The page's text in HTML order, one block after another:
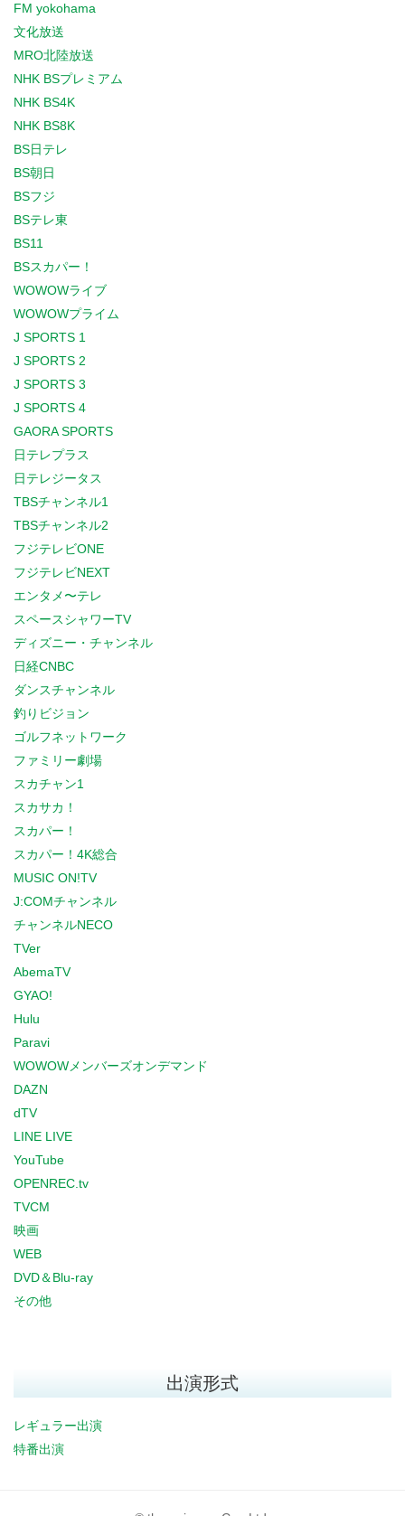
FM yokohama
文化放送
MRO北陸放送
NHK BSプレミアム
NHK BS4K
NHK BS8K
BS日テレ
BS朝日
BSフジ
BSテレ東
BS11
BSスカパー！
WOWOWライブ
WOWOWプライム
J SPORTS 1
J SPORTS 2
J SPORTS 3
J SPORTS 4
GAORA SPORTS
日テレプラス
日テレジータス
TBSチャンネル1
TBSチャンネル2
フジテレビONE
フジテレビNEXT
エンタメ〜テレ
スペースシャワーTV
ディズニー・チャンネル
日経CNBC
ダンスチャンネル
釣りビジョン
ゴルフネットワーク
ファミリー劇場
スカチャン1
スカサカ！
スカパー！
スカパー！4K総合
MUSIC ON!TV
J:COMチャンネル
チャンネルNECO
TVer
AbemaTV
GYAO!
Hulu
Paravi
WOWOWメンバーズオンデマンド
DAZN
dTV
LINE LIVE
YouTube
OPENREC.tv
TVCM
映画
WEB
DVD＆Blu-ray
その他
出演形式
レギュラー出演
特番出演